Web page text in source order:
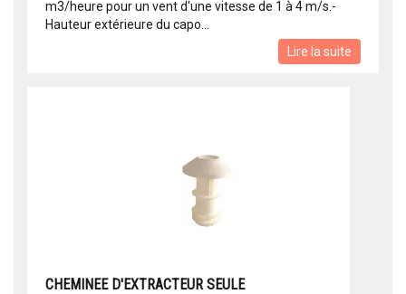
m3/heure pour un vent d'une vitesse de 1 à 4 m/s.-
Hauteur extérieure du capo...
Lire la suite
CHEMINEE D'EXTRACTEUR SEULE